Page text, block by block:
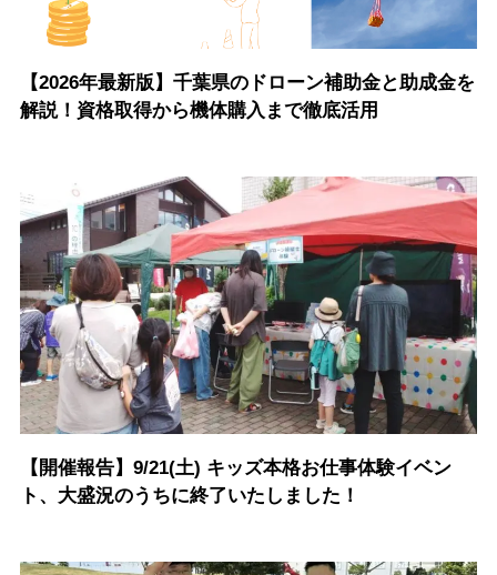
【2026年最新版】千葉県のドローン補助金と助成金を
解説！資格取得から機体購入まで徹底活用
【開催報告】9/21(土) キッズ本格お仕事体験イベン
ト、大盛況のうちに終了いたしました！